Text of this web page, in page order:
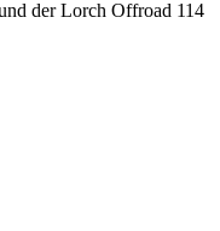
der Lorch Offroad 114